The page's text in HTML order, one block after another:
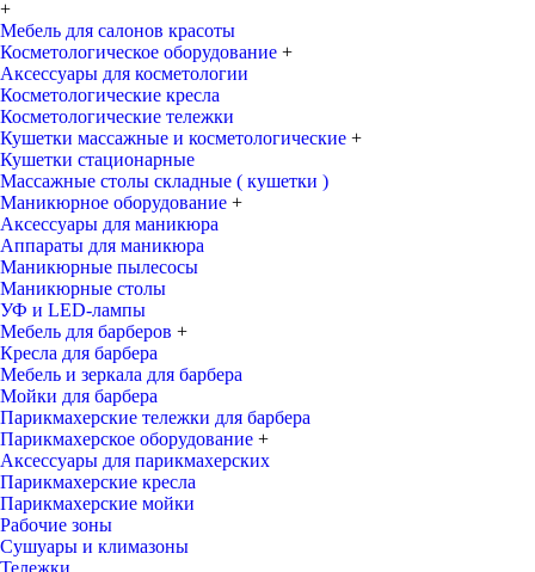
+
Мебель для салонов красоты
Косметологическое оборудование +
Аксессуары для косметологии
Косметологические кресла
Косметологические тележки
Кушетки массажные и косметологические +
Кушетки стационарные
Массажные столы складные ( кушетки )
Маникюрное оборудование +
Аксессуары для маникюра
Аппараты для маникюра
Маникюрные пылесосы
Маникюрные столы
УФ и LED-лампы
Мебель для барберов +
Кресла для барбера
Мебель и зеркала для барбера
Мойки для барбера
Парикмахерские тележки для барбера
Парикмахерское оборудование +
Аксессуары для парикмахерских
Парикмахерские кресла
Парикмахерские мойки
Рабочие зоны
Сушуары и климазоны
Тележки